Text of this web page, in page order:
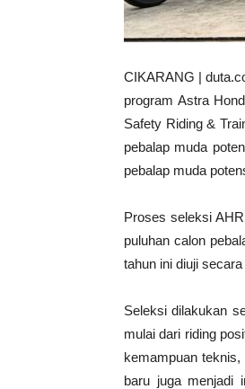
CIKARANG |
program Astra
Safety Riding &
pebalap muda
pebalap muda
Proses seleksi
puluhan calon
tahun ini diuji
Seleksi dilakukan
mulai dari riding
kemampuan
baru juga menjadi